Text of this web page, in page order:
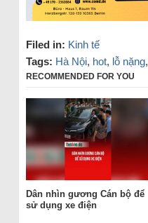
Filed in: Kinh tế
Tags: Hà Nội, hot, lỗ nặng,
RECOMMENDED FOR YOU
Dân nhìn gương Cán bộ để
sử dụng xe điện